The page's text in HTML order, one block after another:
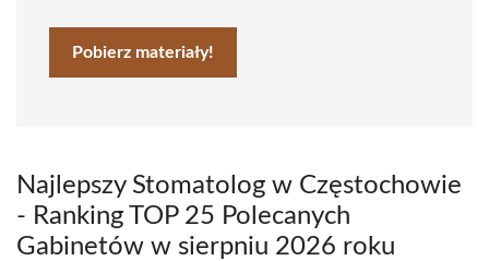
Pobierz materiały!
Najlepszy Stomatolog w Częstochowie
- Ranking TOP 25 Polecanych
Gabinetów w sierpniu 2026 roku